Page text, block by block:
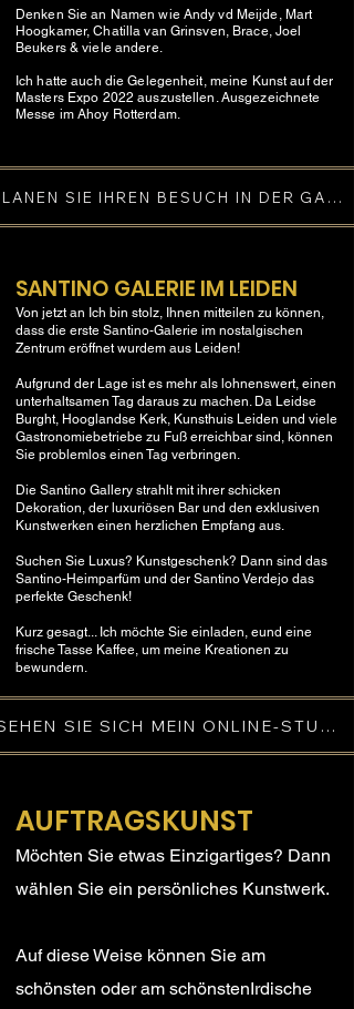
Denken Sie an Namen wie Andy vd Meijde, Mart
Hoogkamer, Chatilla van Grinsven, Brace, Joel
Beukers & viele andere.
Ich hatte auch die Gelegenheit, meine Kunst auf der
Masters Expo 2022 auszustellen. Ausgezeichnete
Messe im Ahoy Rotterdam.
PLANEN SIE IHREN BESUCH IN DER GALERIE
SANTINO GALERIE IM LEIDEN
Von jetzt an Ich bin stolz, Ihnen mitteilen zu können,
dass die erste Santino-Galerie im nostalgischen
Zentrum eröffnet wurdem aus Leiden!
Aufgrund der Lage ist es mehr als lohnenswert, einen
unterhaltsamen Tag daraus zu machen. Da Leidse
Burght, Hooglandse Kerk, Kunsthuis Leiden und viele
Gastronomiebetriebe zu Fuß erreichbar sind, können
Sie problemlos einen Tag verbringen.
Die Santino Gallery strahlt mit ihrer schicken
Dekoration, der luxuriösen Bar und den exklusiven
Kunstwerken einen herzlichen Empfang aus.
Suchen Sie Luxus? Kunstgeschenk? Dann sind das
Santino-Heimparfüm und der Santino Verdejo das
perfekte Geschenk!
Kurz gesagt... Ich möchte Sie einladen, eund eine
frische Tasse Kaffee, um meine Kreationen zu
bewundern.
SEHEN SIE SICH MEIN ONLINE-STUDIO AN
AUFTRAGSKUNST
Möchten Sie etwas Einzigartiges? Dann
wählen Sie ein persönliches Kunstwerk.
Auf diese Weise können Sie am
schönsten oder am schönstenIrdische